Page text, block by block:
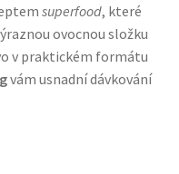
s nordickou kvalitou
superfood, které
ovocnou složku
v praktickém formátu
vám usnadní dávkování